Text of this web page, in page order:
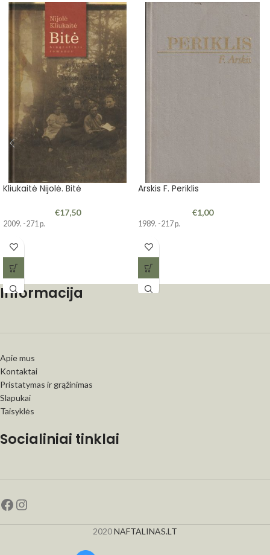
Kliukaitė Nijolė. Bitė
€17,50
2009. -271 p.
Arskis F. Periklis
€1,00
1989. -217 p.
Informacija
Apie mus
Kontaktai
Pristatymas ir grąžinimas
Slapukai
Taisyklės
Socialiniai tinklai
2020NAFTALINAS.LT